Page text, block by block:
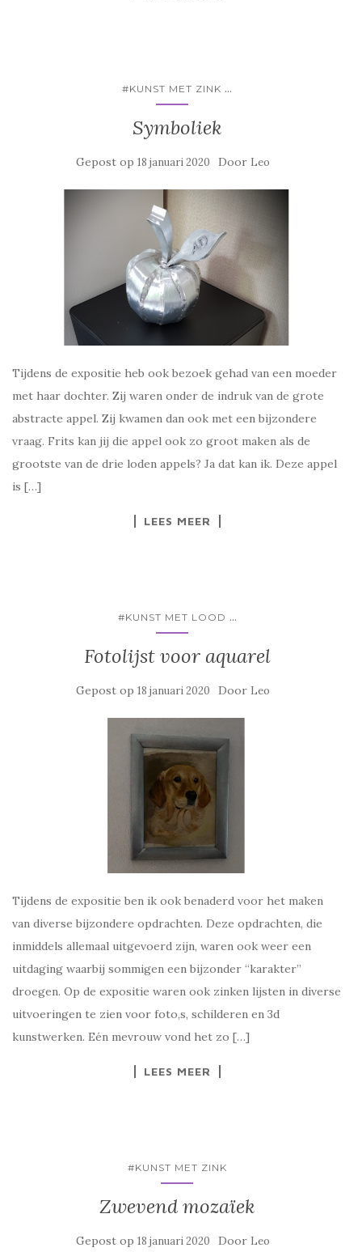
#KUNST MET ZINK ...
Symboliek
Gepost op 18 januari 2020 Door Leo
Tijdens de expositie heb ook bezoek gehad van een moeder
met haar dochter. Zij waren onder de indruk van de grote
abstracte appel. Zij kwamen dan ook met een bijzondere
vraag. Frits kan jij die appel ook zo groot maken als de
grootste van de drie loden appels? Ja dat kan ik. Deze appel
is […]
LEES MEER
#KUNST MET LOOD ...
Fotolijst voor aquarel
Gepost op 18 januari 2020 Door Leo
Tijdens de expositie ben ik ook benaderd voor het maken
van diverse bijzondere opdrachten. Deze opdrachten, die
inmiddels allemaal uitgevoerd zijn, waren ook weer een
uitdaging waarbij sommigen een bijzonder “karakter”
droegen. Op de expositie waren ook zinken lijsten in diverse
uitvoeringen te zien voor foto,s, schilderen en 3d
kunstwerken. Eén mevrouw vond het zo […]
LEES MEER
#KUNST MET ZINK
Zwevend mozaïek
Gepost op 18 januari 2020 Door Leo